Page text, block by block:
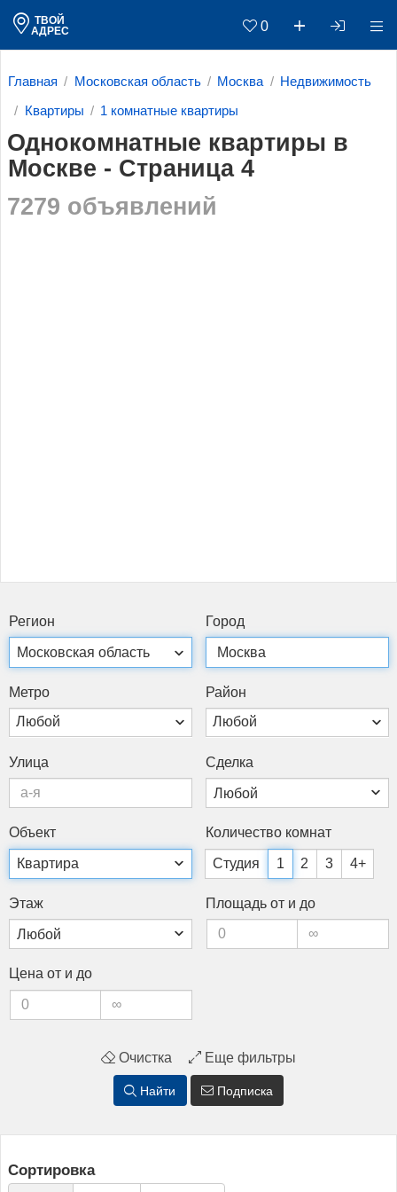
ТВОЙ
АДРЕС
0
Главная Московская область Москва Недвижимость
Квартиры 1 комнатные квартиры
Однокомнатные квартиры в
Москве - Страница 4
7279 объявлений
Ре­ги­он Го­род
Мет­ро
Любой
Рай­он
Любой
Ули­ца Сдел­ка
Объ­ект Ко­личес­тво ком­нат
Студия 1 2 3 4+
Этаж Пло­щадь от и до
Це­на от и до
Очистка Еще фильтры
Найти Подписка
Сортировка